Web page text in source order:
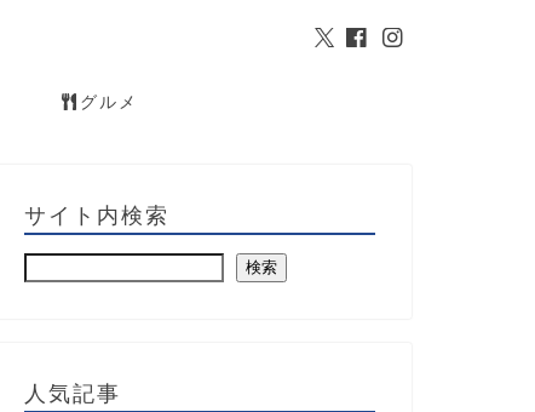
グルメ
サイト内検索
検索
人気記事